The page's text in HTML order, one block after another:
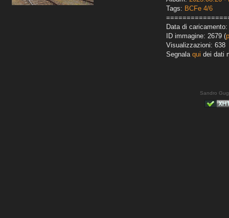
Tags: BCFe 4/6
Data di
ID immagine: 2679 (
Visualizzazioni: 638
Segnala qui dei dati
Sandro